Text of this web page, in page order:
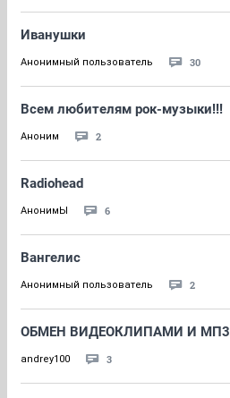
Иванушки
Анонимный пользователь 30
Всем любителям рок-музыки!!!
Аноним 2
Radiohead
АнонимЫ 6
Вангелис
Анонимный пользователь 2
ОБМЕН ВИДЕОКЛИПАМИ И МП3
andrey100 3